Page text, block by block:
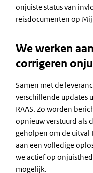
onjuiste status van
reisdocumenten op
We werken
corrigeren
Samen met de
verschillende updates
RAAS. Zo worden
opnieuw verstuurd als
geholpen om de uitval
aan een volledige
we actief op
mogelijk.